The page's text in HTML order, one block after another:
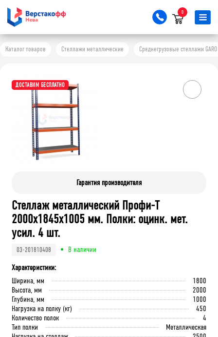
0
Каталог товаров Стеллажи металлические Среднегрузовые стеллажи GARO
ДОСТАВИМ БЕСПЛАТНО
Гарантия производителя
Стеллаж металлический Профи-Т
2000x1845x1005 мм. Полки: оцинк. мет.
усил. 4 шт.
03-201810408
В наличии
Характеристики:
Ширина, мм
1800
Высота, мм
2000
Глубина, мм
1000
Нагрузка на полку (кг)
450
Количество полок
4
Тип полки
Металлическая